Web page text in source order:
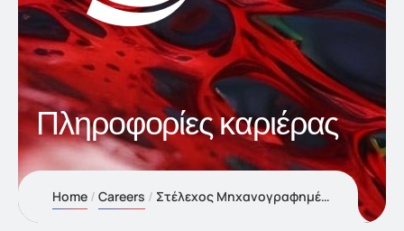
Πληροφορίες καριέρας
Home Careers Στέλεχος Μηχανογραφημένου Λογιστηρίου- Φοροτεχνικού Γραφείου